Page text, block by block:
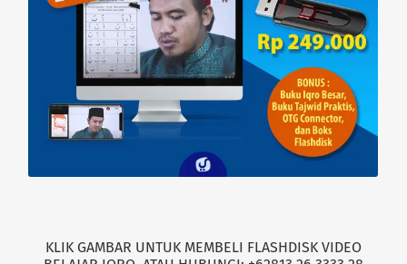
KLIK GAMBAR UNTUK MEMBELI FLASHDISK VIDEO